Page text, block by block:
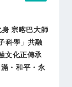
宗喀巴大師
科學」共融
文化正傳承
・和平・永